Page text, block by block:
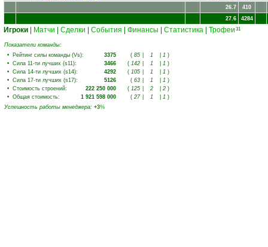
26.7
410
27.6
4284
Игроки Матчи Сделки События Финансы Статистика Трофеи 31
Показатели команды:
• Рейтинг силы команды (Vs): 3375 ( 85 1 1 )
• Сила 11-ти лучших (s11): 3466 ( 142 1 1 )
• Сила 14-ти лучших (s14): 4292 ( 105 1 1 )
• Сила 17-ти лучших (s17): 5126 ( 63 1 1 )
• Стоимость строений: 222 250 000 ( 125 2 2 )
• Общая стоимость: 1 921 598 000 ( 27 1 1 )
Успешность работы менеджера: +3%